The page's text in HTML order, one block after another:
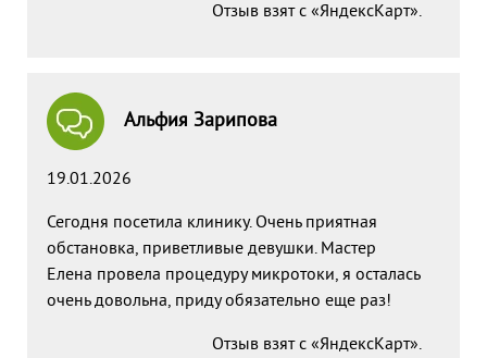
Отзыв взят с «ЯндексКарт».
Альфия Зарипова
19.01.2026
Сегодня посетила клинику. Очень приятная
обстановка, приветливые девушки. Мастер
Елена провела процедуру микротоки, я осталась
очень довольна, приду обязательно еще раз!
Отзыв взят с «ЯндексКарт».